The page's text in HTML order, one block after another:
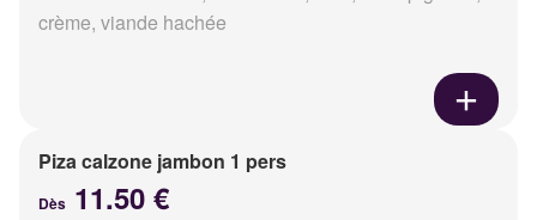
crème, viande hachée
Piza calzone jambon 1 pers
Dès 11.50 €